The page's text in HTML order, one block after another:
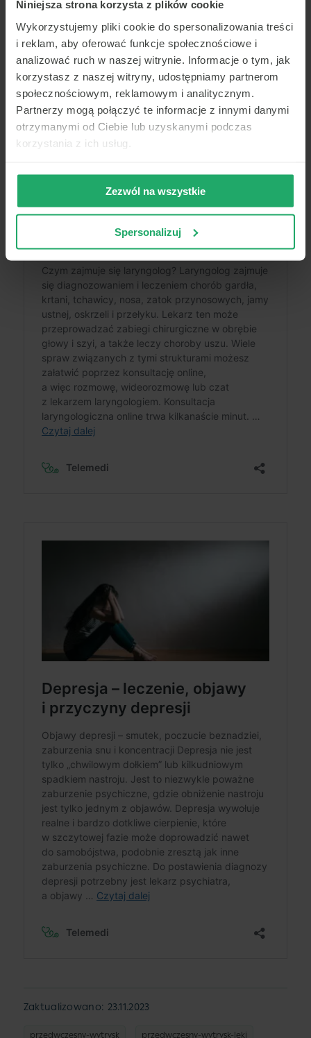
Niniejsza strona korzysta z plików cookie
Wykorzystujemy pliki cookie do spersonalizowania treści
i reklam, aby oferować funkcje społecznościowe i
analizować ruch w naszej witrynie. Informacje o tym, jak
korzystasz z naszej witryny, udostępniamy partnerom
społecznościowym, reklamowym i analitycznym.
Partnerzy mogą połączyć te informacje z innymi danymi
otrzymanymi od Ciebie lub uzyskanymi podczas
korzystania z ich usług.
Zezwól na wszystkie
Spersonalizuj
Zaktualizowano: 23.11.2023
przedwczesny-wytrysk przedwczesny-wytrysk-leki